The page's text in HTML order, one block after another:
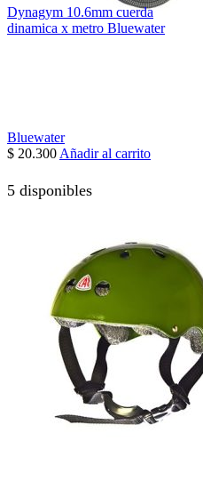
Dynagym 10.6mm cuerda
dinamica x metro Bluewater
Bluewater
$ 20.300 Añadir al carrito
5 disponibles